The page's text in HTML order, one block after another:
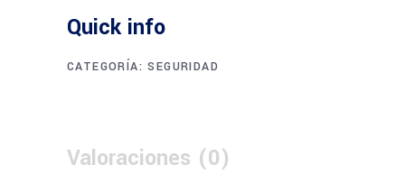
Quick info
CATEGORÍA:SEGURIDAD
Valoraciones (0)